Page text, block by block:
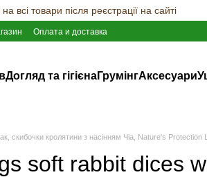
всі товари після реєстрації на сайті
Оплата и доставка
Догляд та гігієнаГрумінгАксесуари
скибочки кролятини з насінням Чіа, Nature's
soft rabbit dices